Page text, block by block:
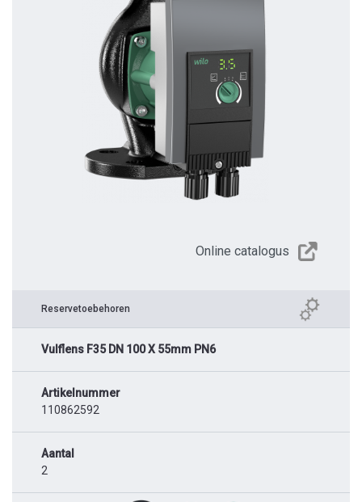
Online catalogus
Reservetoebehoren
Vulflens F35 DN 100 X 55mm PN6
Artikelnummer
110862592
Aantal
2